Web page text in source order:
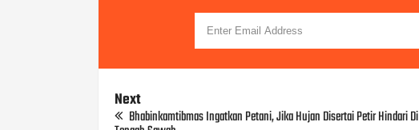
Next
Bhabinkamtibmas Ingatkan Petani, Jika Hujan Disertai Petir Hindari Di